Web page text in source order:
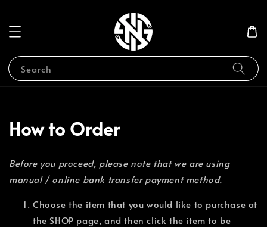
Search
How to Order
Before you proceed, please note that we are using
manual / online bank transfer payment method.
Choose the item that you would like to purchase at
the SHOP page, and then click the item to be